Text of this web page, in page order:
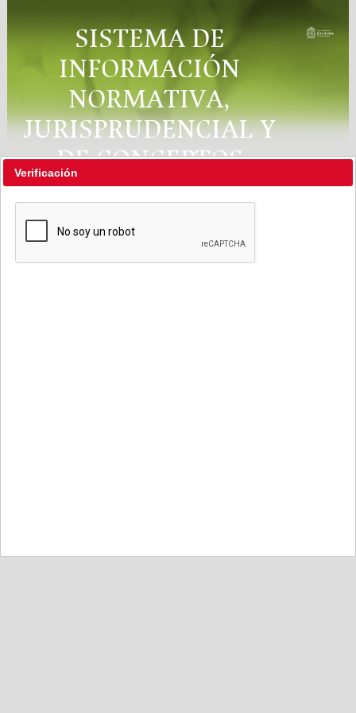
SISTEMA DE
INFORMACIÓN
NORMATIVA,
JURISPRUDENCIAL Y
DE CONCEPTOS
"RÉGIMEN LEGAL"
Verificación